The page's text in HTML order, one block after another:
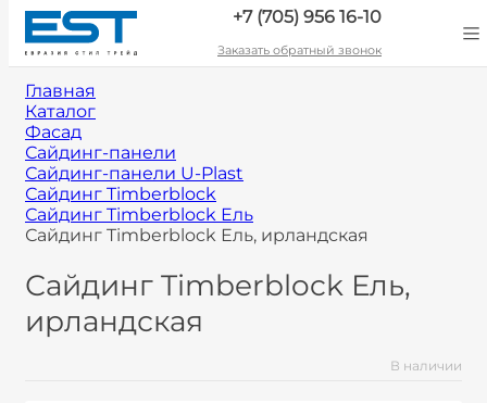
+7 (705) 956 16-10
Заказать обратный звонок
Главная
Каталог
Фасад
Сайдинг-панели
Сайдинг-панели U-Plast
Сайдинг Timberblock
Сайдинг Timberblock Ель
Сайдинг Timberblock Ель, ирландская
Сайдинг Timberblock Ель,
ирландская
В наличии